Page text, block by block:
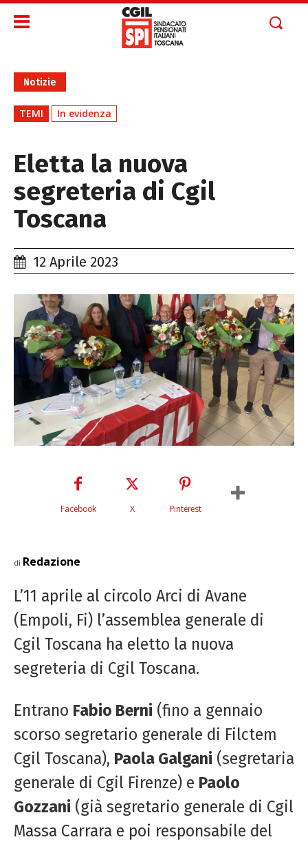
Notizie
TEMI In evidenza
Eletta la nuova
segreteria di Cgil
Toscana
12 Aprile 2023
Facebook X Pinterest
di Redazione
L’11 aprile al circolo Arci di Avane
(Empoli, Fi) l’assemblea generale di
Cgil Toscana ha eletto la nuova
segreteria di Cgil Toscana.
Entrano Fabio Berni (fino a gennaio
scorso segretario generale di Filctem
Cgil Toscana), Paola Galgani (segretaria
generale di Cgil Firenze) e Paolo
Gozzani (già segretario generale di Cgil
Massa Carrara e poi responsabile del